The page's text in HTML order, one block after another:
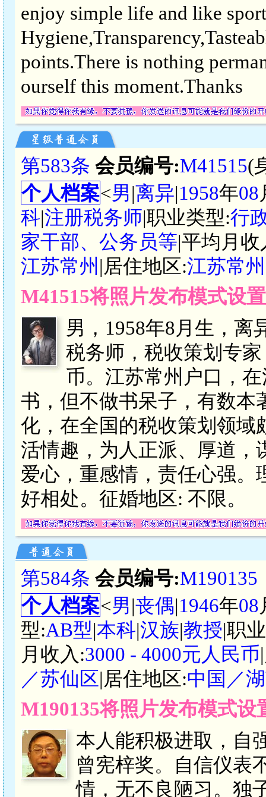
enjoy simple life and like
points.There is nothing
ourself this moment.Thanks
第583条 会员编号:M41515(
个人档案<男|离异|1958年08
科|注册税务师|职业类型:行
家干部、公务员等|平均月收
江苏常州 |居住地区:江苏常州
M41515将照片发布模式设
男，1958年8月生，离
税务师，税收策划专
币。江苏常州户口，
书，但不做书呆子，有数本
化，在全国的税收策划领域
活情趣，为人正派、厚道，
爱心，重感情，责任心强。
好相处。征婚地区: 不限。
第584条 会员编号:M190135
个人档案<男|丧偶|1946年08
型:AB型|本科|汉族|教授|职
月收入:3000 - 4000元人民币
／苏仙区|居住地区:中国／
M190135将照片发布模式
本人能积极进取，自
曾宪梓奖。自信仪表
情，无不良陋习。独